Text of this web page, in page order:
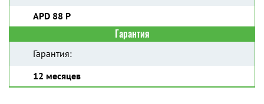
APD 88 P
Гарантия
Гарантия:
12 месяцев